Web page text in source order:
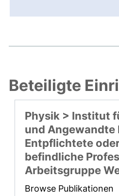
Beteiligte
Physik > Institut
und Angewandte
Entpflichtete
befindliche
Arbeitsgruppe
Browse Publikationen